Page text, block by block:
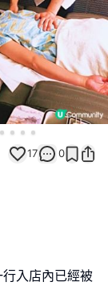
17 0
入店內已經被